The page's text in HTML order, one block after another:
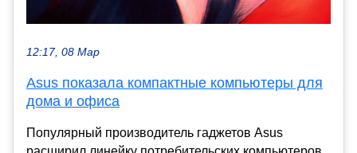
12:17, 08 Мар
Asus показала компактные компьютеры для
дома и офиса
Популярный производитель гаджетов Asus